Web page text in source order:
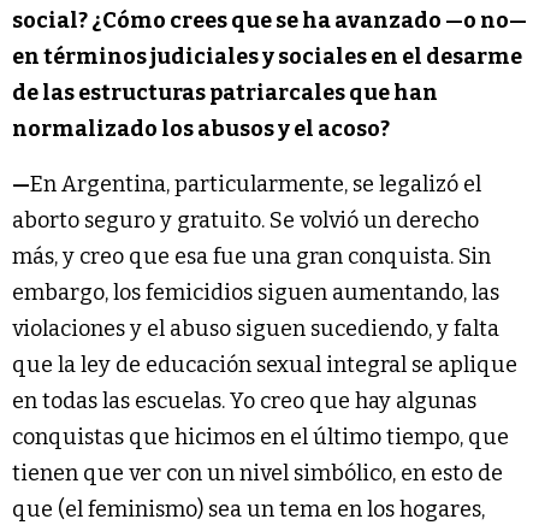
social? ¿Cómo crees que se ha avanzado —o no—
en términos judiciales y sociales en el desarme
de las estructuras patriarcales que han
normalizado los abusos y el acoso?
—En Argentina, particularmente, se legalizó el
aborto seguro y gratuito. Se volvió un derecho
más, y creo que esa fue una gran conquista. Sin
embargo, los femicidios siguen aumentando, las
violaciones y el abuso siguen sucediendo, y falta
que la ley de educación sexual integral se aplique
en todas las escuelas. Yo creo que hay algunas
conquistas que hicimos en el último tiempo, que
tienen que ver con un nivel simbólico, en esto de
que (el feminismo) sea un tema en los hogares,